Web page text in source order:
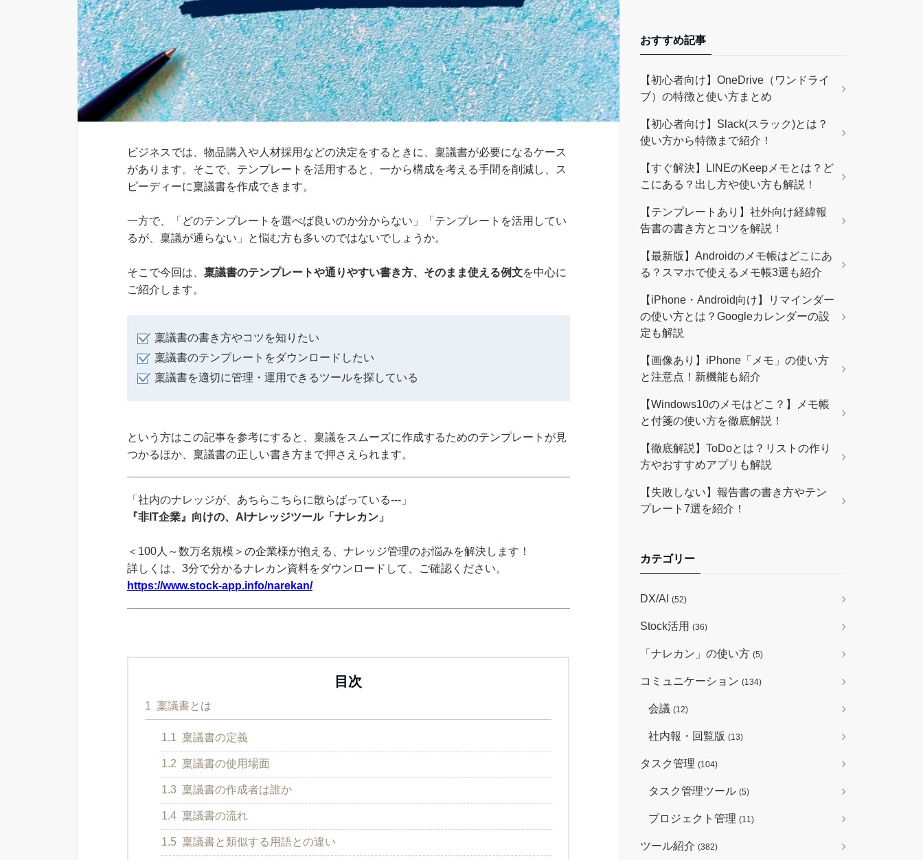
ビジネスでは、物品購入や人材採用などの決定をするときに、稟議書が必要になるケース
があります。そこで、テンプレートを活用すると、一から構成を考える手間を削減し、ス
ピーディーに稟議書を作成できます。
一方で、「どのテンプレートを選べば良いのか分からない」「テンプレートを活用してい
るが、稟議が通らない」と悩む方も多いのではないでしょうか。
そこで今回は、 稟議書のテンプレートや通りやすい書き方、そのまま使える例文を中心に
ご紹介します。
稟議書の書き方やコツを知りたい
稟議書のテンプレートをダウンロードしたい
稟議書を適切に管理・運用できるツールを探している
という方はこの記事を参考にすると、稟議をスムーズに作成するためのテンプレートが見
つかるほか、稟議書の正しい書き方まで押さえられます。
「社内のナレッジが、あちらこちらに散らばっている---」
『非IT企業』向けの、AIナレッジツール「ナレカン」
＜100人～数万名規模＞の企業様が抱える、ナレッジ管理のお悩みを解決します！
詳しくは、3分で分かるナレカン資料をダウンロードして、ご確認ください。
https://www.stock-app.info/narekan/
目次
1 稟議書とは
1.1 稟議書の定義
1.2 稟議書の使用場面
1.3 稟議書の作成者は誰か
1.4 稟議書の流れ
1.5 稟議書と類似する用語との違い
おすすめ記事
【初心者向け】OneDrive（ワンドライ
ブ）の特徴と使い方まとめ
【初心者向け】Slack(スラック)とは？
使い方から特徴まで紹介！
【すぐ解決】LINEのKeepメモとは？ど
こにある？出し方や使い方も解説！
【テンプレートあり】社外向け経緯報
告書の書き方とコツを解説！
【最新版】Androidのメモ帳はどこにあ
る？スマホで使えるメモ帳3選も紹介
【iPhone・Android向け】リマインダー
の使い方とは？Googleカレンダーの設
定も解説
【画像あり】iPhone「メモ」の使い方
と注意点！新機能も紹介
【Windows10のメモはどこ？】メモ帳
と付箋の使い方を徹底解説！
【徹底解説】ToDoとは？リストの作り
方やおすすめアプリも解説
【失敗しない】報告書の書き方やテン
プレート7選を紹介！
カテゴリー
DX/AI (52)
Stock活用 (36)
「ナレカン」の使い方 (5)
コミュニケーション (134)
会議 (12)
社内報・回覧版 (13)
タスク管理 (104)
タスク管理ツール (5)
プロジェクト管理 (11)
ツール紹介 (382)